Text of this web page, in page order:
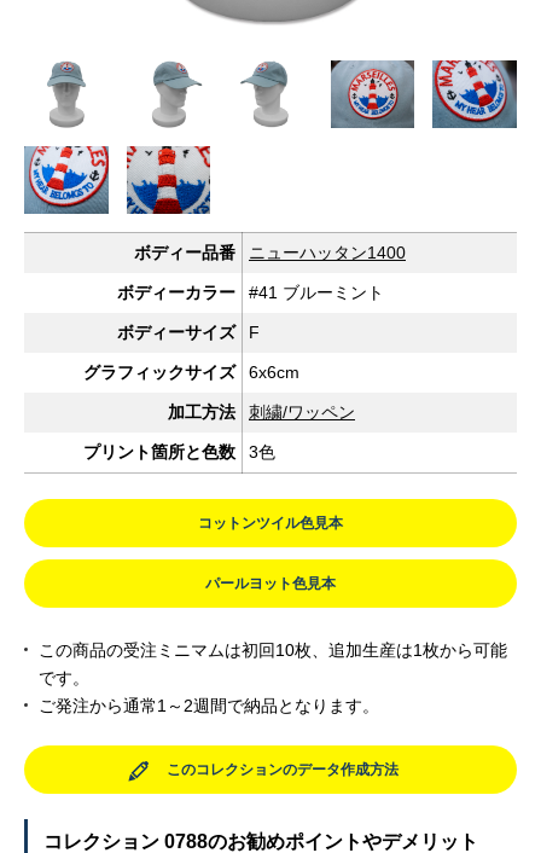
ボディー品番 ニューハッタン1400
ボディーカラー #41 ブルーミント
ボディーサイズ F
グラフィックサイズ 6x6cm
加工方法 刺繍/ワッペン
プリント箇所と色数 3色
コットンツイル色見本
パールヨット色見本
この商品の受注ミニマムは初回10枚、追加生産は1枚から可能
です。
ご発注から通常1～2週間で納品となります。
このコレクションのデータ作成方法
コレクション 0788のお勧めポイントやデメリット